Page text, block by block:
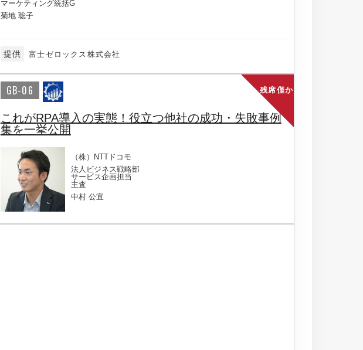
マーケティング統括G
菊地 聡子
提供 富士ゼロックス株式会社
残席僅か
GB-06
これがRPA導入の実態！役立つ他社の成功・失敗事例
集を一挙公開
（株）NTTドコモ
法人ビジネス戦略部
サービス企画担当
主査
中村 公宜